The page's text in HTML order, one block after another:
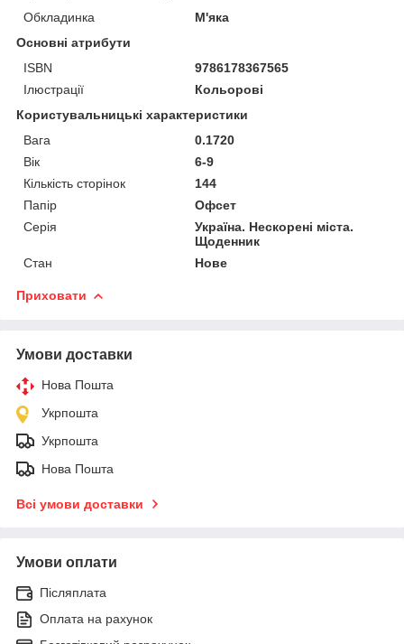
Обкладинка
М'яка
Основні атрибути
ISBN
9786178367565
Ілюстрації
Кольорові
Користувальницькі характеристики
Вага
0.1720
Вік
6-9
Кількість сторінок
144
Папір
Офсет
Серія
Україна. Нескорені міста.
Щоденник
Стан
Нове
Приховати
Умови доставки
Нова Пошта
Укрпошта
Укрпошта
Нова Пошта
Всі умови доставки
Умови оплати
Післяплата
Оплата на рахунок